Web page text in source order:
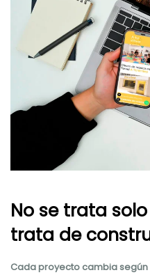
No se trata
trata de
Cada proyecto cambia